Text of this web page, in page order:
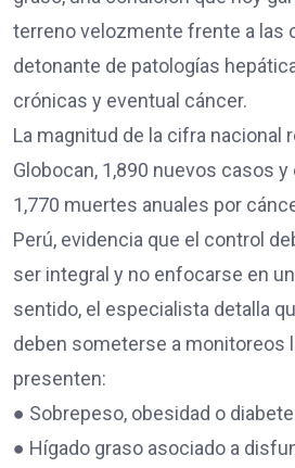
terreno velozmente frente a las
detonante de patologías
crónicas y eventual cáncer.
La magnitud de la cifra nacional
Globocan, 1,890 nuevos casos y
1,770 muertes anuales por
Perú, evidencia que el control
ser integral y no enfocarse en
sentido, el especialista detalla
deben someterse a monitoreos
presenten:
● Sobrepeso, obesidad o
● Hígado graso asociado a